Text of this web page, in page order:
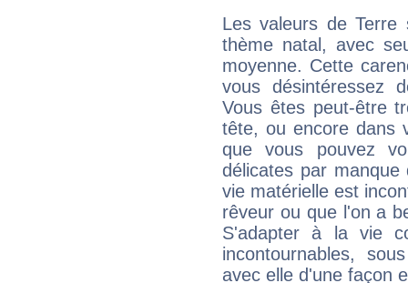
Les valeurs de Terre
thème natal, avec
moyenne. Cette
vous désintéressez
Vous êtes peut-être
tête, ou encore dans
que vous pouvez
délicates par
vie matérielle est
rêveur ou que l'on a
S'adapter à la vie
incontournables,
avec elle d'une façon